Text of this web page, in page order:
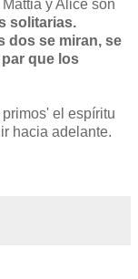
y Alice son
solitarias.
dos se miran, se
que los
el espíritu
hacia adelante.